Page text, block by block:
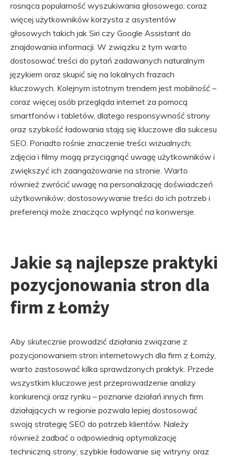
rosnąca popularność wyszukiwania głosowego; coraz
więcej użytkowników korzysta z asystentów
głosowych takich jak Siri czy Google Assistant do
znajdowania informacji. W związku z tym warto
dostosować treści do pytań zadawanych naturalnym
językiem oraz skupić się na lokalnych frazach
kluczowych. Kolejnym istotnym trendem jest mobilność –
coraz więcej osób przegląda internet za pomocą
smartfonów i tabletów, dlatego responsywność strony
oraz szybkość ładowania stają się kluczowe dla sukcesu
SEO. Ponadto rośnie znaczenie treści wizualnych;
zdjęcia i filmy mogą przyciągnąć uwagę użytkowników i
zwiększyć ich zaangażowanie na stronie. Warto
również zwrócić uwagę na personalizację doświadczeń
użytkowników; dostosowywanie treści do ich potrzeb i
preferencji może znacząco wpłynąć na konwersje.
Jakie są najlepsze praktyki
pozycjonowania stron dla
firm z Łomży
Aby skutecznie prowadzić działania związane z
pozycjonowaniem stron internetowych dla firm z Łomży,
warto zastosować kilka sprawdzonych praktyk. Przede
wszystkim kluczowe jest przeprowadzenie analizy
konkurencji oraz rynku – poznanie działań innych firm
działających w regionie pozwala lepiej dostosować
swoją strategię SEO do potrzeb klientów. Należy
również zadbać o odpowiednią optymalizację
techniczną strony; szybkie ładowanie się witryny oraz